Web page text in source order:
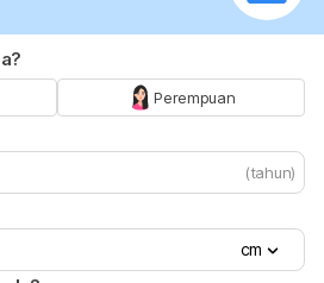
Perempuan
(tahun)
cm